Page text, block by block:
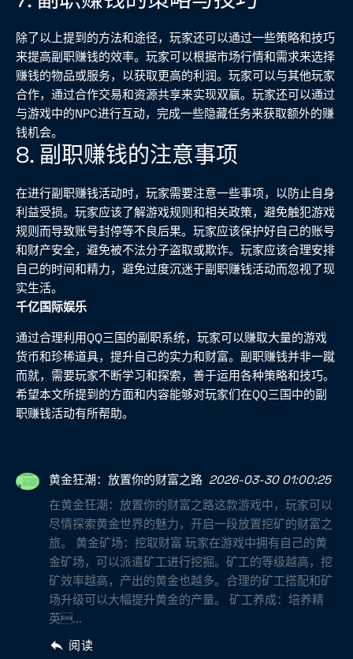
除了以上提到的方法和途径，玩家还可以通过一些策略和技巧
来提高副职赚钱的效率。玩家可以根据市场行情和需求来选择
赚钱的物品或服务，以获取更高的利润。玩家可以与其他玩家
合作，通过合作交易和资源共享来实现双赢。玩家还可以通过
与游戏中的NPC进行互动，完成一些隐藏任务来获取额外的赚
钱机会。
8. 副职赚钱的注意事项
在进行副职赚钱活动时，玩家需要注意一些事项，以防止自身
利益受损。玩家应该了解游戏规则和相关政策，避免触犯游戏
规则而导致账号封停等不良后果。玩家应该保护好自己的账号
和财产安全，避免被不法分子盗取或欺诈。玩家应该合理安排
自己的时间和精力，避免过度沉迷于副职赚钱活动而忽视了现
实生活。
千亿国际娱乐
通过合理利用QQ三国的副职系统，玩家可以赚取大量的游戏
货币和珍稀道具，提升自己的实力和财富。副职赚钱并非一蹴
而就，需要玩家不断学习和探索，善于运用各种策略和技巧。
希望本文所提到的方面和内容能够对玩家们在QQ三国中的副
职赚钱活动有所帮助。
黄金狂潮：放置你的财富之路 2026-03-30 01:00:25
在黄金狂潮：放置你的财富之路这款游戏中，玩家可以
尽情探索黄金世界的魅力，开启一段放置挖矿的财富之
旅。 黄金矿场：挖取财富 玩家在游戏中拥有自己的黄
金矿场，可以派遣矿工进行挖掘。矿工的等级越高，挖
矿效率越高，产出的黄金也越多。合理的矿工搭配和矿
场升级可以大幅提升黄金的产量。 矿工养成：培养精
英...
阅读